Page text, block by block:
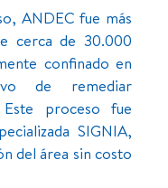
ANDEC fue más
cerca de 30.000
confinado en
de remediar
proceso fue
SIGNIA,
del área sin costo